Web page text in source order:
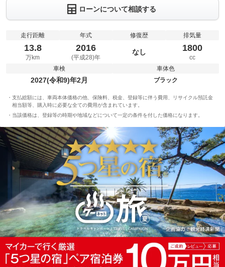
ローンについて相談する
走行距離
13.8
万km
年式
2016
(平成28)年
修復歴
なし
排気量
1800
cc
車検
2027(令和9)年2月
車体色
ブラック
支払総額には、車両本体価格の他、保険料、税金、登録等に伴う費用、リサイクル預託金
相当額等、購入時に必要な全ての費用が含まれています。
当該価格は、登録等の時期や地域などについて一定の条件を付した価格になります。